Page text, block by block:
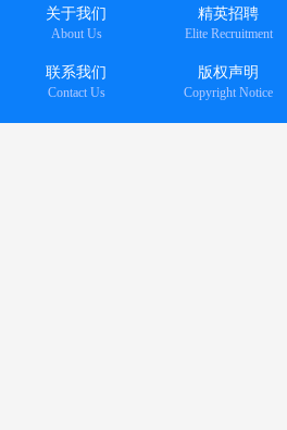
关于我们
About Us
精英招聘
Elite Recruitment
联系我们
Contact Us
版权声明
Copyright Notice